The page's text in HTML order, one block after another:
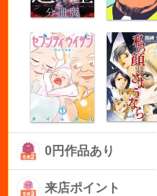
0円作品あり
来店ポイント